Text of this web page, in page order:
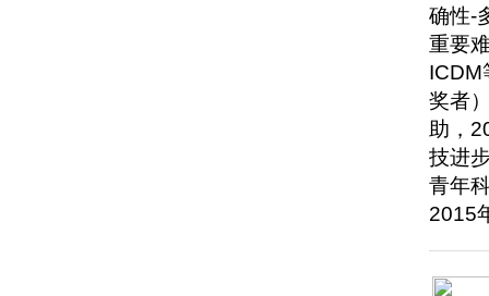
确性-
重要
ICDM
奖者
助，
技进
青年
2015